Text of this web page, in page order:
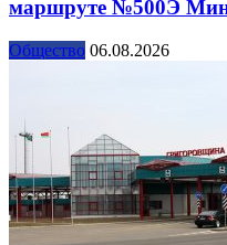
маршруте №500Э
Общество 06.08.2026